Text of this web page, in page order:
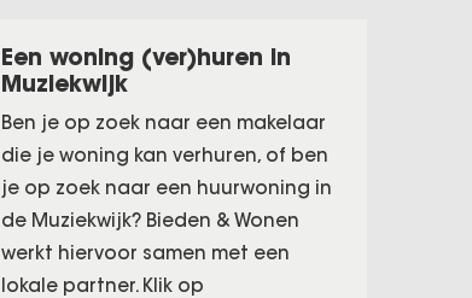
Een woning (ver)huren in
Muziekwijk
Ben je op zoek naar een makelaar
die je woning kan verhuren, of ben
je op zoek naar een huurwoning in
de Muziekwijk? Bieden & Wonen
werkt hiervoor samen met een
lokale partner. Klik op